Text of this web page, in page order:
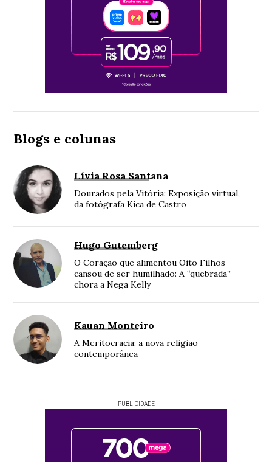
Blogs e colunas
Lívia Rosa Santana
Dourados pela Vitória: Exposição virtual,
da fotógrafa Kica de Castro
Hugo Gutemberg
O Coração que alimentou Oito Filhos
cansou de ser humilhado: A “quebrada”
chora a Nega Kelly
Kauan Monteiro
A Meritocracia: a nova religião
contemporânea
PUBLICIDADE